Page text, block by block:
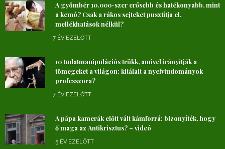
A gyömbér 10.000-szer erősebb és hatékonyabb, mint
a kemó? Csak a rákos sejteket pusztítja el,
mellékhatások nélkül?
7 ÉV EZELŐTT
10 tudatmanipulációs trükk, amivel irányítják a
tömegeket a világon: kitálalt a nyelvtudományok
professzora?
7 ÉV EZELŐTT
A pápa kamerák előtt vált kámforrá: bizonyíték, hogy
ő maga az Antikrisztus? – videó
5 ÉV EZELŐTT